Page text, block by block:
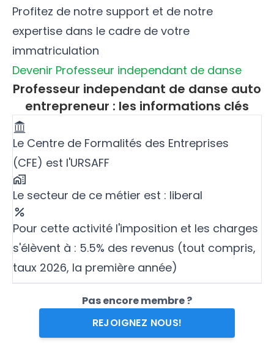
Profitez de notre support et de notre
expertise dans le cadre de votre
immatriculation
Devenir Professeur independant de danse
Professeur independant de danse auto
entrepreneur : les informations clés
Le Centre de Formalités des Entreprises
(CFE) est l'URSAFF
Le secteur de ce métier est : liberal
Pour cette activité l'imposition et les charges
s'élèvent à : 5.5% des revenus (tout compris,
taux 2026, la première année)
Pas encore membre ?
REJOIGNEZ NOUS!